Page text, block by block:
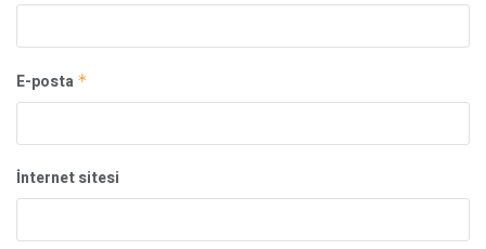
E-posta *
İnternet sitesi